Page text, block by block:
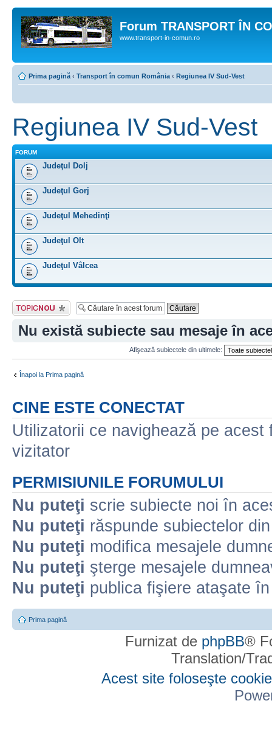
Forum TRANSPORT ÎN
www.transport-in-comun.ro
Prima pagină ‹ Transport în comun România ‹ Regiunea IV Sud-Vest
Regiunea IV Sud-Vest
FORUM
Judeţul Dolj
Judeţul Gorj
Judeţul Mehedinţi
Judeţul Olt
Judeţul Vâlcea
Scrie un subiect
nou
Nu există subiecte sau mesaje în
Afişează subiectele din ultimele:
Înapoi la Prima pagină
CINE ESTE CONECTAT
Utilizatorii ce navighează pe
vizitator
PERMISIUNILE FORUMULUI
Nu puteţi scrie subiecte noi în
Nu puteţi răspunde subiectelor
Nu puteţi modifica mesajele
Nu puteţi şterge mesajele
Nu puteţi publica fişiere ataşate
Prima pagină
Furnizat de phpBB®
Translation/
Acest site foloseşte